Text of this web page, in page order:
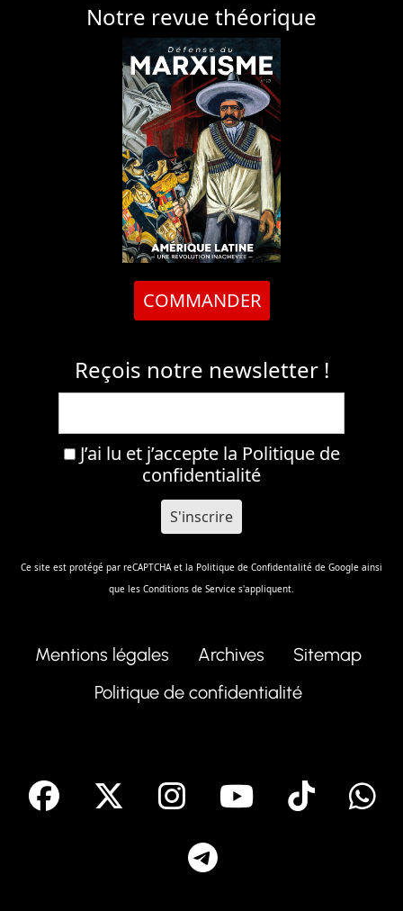
Notre revue théorique
COMMANDER
Reçois notre newsletter !
J’ai lu et j’accepte la Politique de
confidentialité
Ce site est protégé par reCAPTCHA et la Politique de Confidentalité de Google ainsi
que les Conditions de Service s'appliquent.
Mentions légales Archives
Sitemap
Politique de confidentialité
facebook Instagram
Youtube
Tik